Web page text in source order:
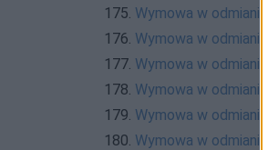
175. Wymowa w odmianie
176. Wymowa w odmianie
177. Wymowa w odmianie
178. Wymowa w odmianie
179. Wymowa w odmianie
180. Wymowa w odmianie